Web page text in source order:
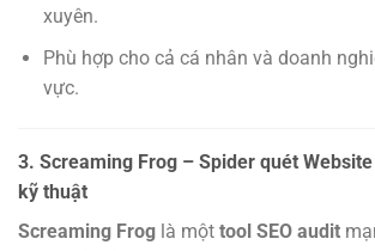
xuyên.
Phù hợp cho cả cá nhân và doanh
vực.
3. Screaming Frog – Spider quét
kỹ thuật
Screaming Frog là một tool SEO audit